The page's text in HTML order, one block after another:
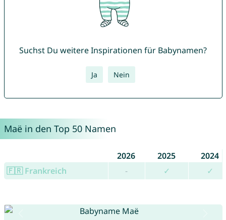
Suchst Du weitere Inspirationen für Babynamen?
Ja Nein
Maë in den Top 50 Namen
2026 2025
2024
🇫🇷 Frankreich
- ✓ ✓